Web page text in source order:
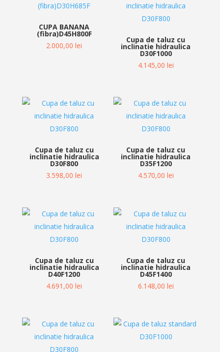
CUPA BANANA
(fibra)D45H800F
2.000,00lei
Cupa de taluz cu
inclinatie hidraulica
D30F1000
4.145,00 lei
Cupa de taluz cu
inclinatie hidraulica
D30F800
3.598,00lei
Cupa de taluz cu
inclinatie hidraulica
D35F1200
4.570,00 lei
Cupa de taluz cu
inclinatie hidraulica
D40F1200
4.691,00lei
Cupa de taluz cu
inclinatie hidraulica
D45F1400
6.148,00 lei